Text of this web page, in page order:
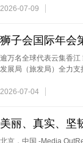
2026-07-09
狮子会国际年会
逾万名全球代表云集香
发展局（旅发局）全力支
2026-07-04
美丽、真实、坚
北京，中国 -Media